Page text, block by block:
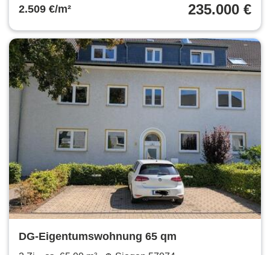
2.509 €/m² 235.000 €
DG-Eigentumswohnung 65 qm